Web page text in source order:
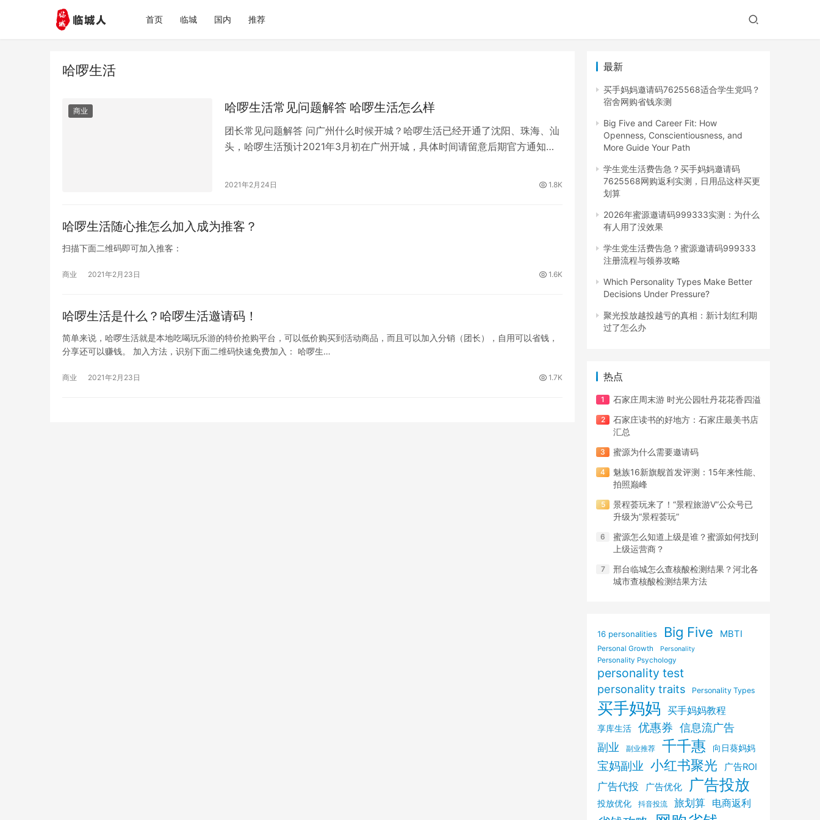
首页 临城 国内 推荐
哈啰生活
商业 哈啰生活常见问题解答 哈啰生活怎么样
团长常见问题解答 问广州什么时候开城？哈啰生活已经开通了沈阳、珠海、汕
头，哈啰生活预计2021年3月初在广州开城，具体时间请留意后期官方通知。
2021年2月24日 1.8K
哈啰生活随心推怎么加入成为推客？
扫描下面二维码即可加入推客：
商业 2021年2月23日 1.6K
哈啰生活是什么？哈啰生活邀请码！
简单来说，哈啰生活就是本地吃喝玩乐游的特价抢购平台，可以低价购买到活动商品，而且可以加入分销（团长），自用可以省钱，
分享还可以赚钱。 加入方法，识别下面二维码快速免费加入： 哈啰生…
商业 2021年2月23日 1.7K
最新
买手妈妈邀请码7625568适合学生党吗？
宿舍网购省钱亲测
Big Five and Career Fit: How
Openness, Conscientiousness, and
More Guide Your Path
学生党生活费告急？买手妈妈邀请码
7625568网购返利实测，日用品这样买更
划算
2026年蜜源邀请码999333实测：为什么
有人用了没效果
学生党生活费告急？蜜源邀请码999333
注册流程与领券攻略
Which Personality Types Make Better
Decisions Under Pressure?
聚光投放越投越亏的真相：新计划红利期
过了怎么办
热点
石家庄周末游 时光公园牡丹花花香四溢
石家庄读书的好地方：石家庄最美书店
汇总
蜜源为什么需要邀请码
魅族16新旗舰首发评测：15年来性能、
拍照巅峰
景程荟玩来了！“景程旅游V”公众号已
升级为“景程荟玩”
蜜源怎么知道上级是谁？蜜源如何找到
上级运营商？
邢台临城怎么查核酸检测结果？河北各
城市查核酸检测结果方法
16 personalities Big Five MBTI
Personal Growth Personality
Personality Psychology
personality test
personality traits Personality Types
买手妈妈 买手妈妈教程
享库生活 优惠券 信息流广告
副业 副业推荐 千千惠 向日葵妈妈
宝妈副业 小红书聚光 广告ROI
广告代投 广告优化 广告投放
投放优化 抖音投流 旅划算 电商返利